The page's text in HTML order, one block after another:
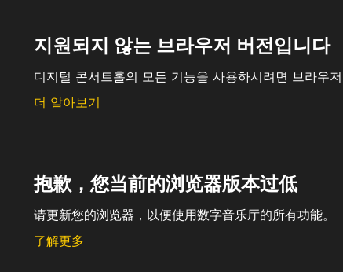
지원되지 않는 브라우저 버전입니다
디지털 콘서트홀의 모든 기능을 사용하시려면 브라우
더 알아보기
抱歉，您当前的浏览器版本过低
请更新您的浏览器，以便使用数字音乐厅的所有功能。
了解更多